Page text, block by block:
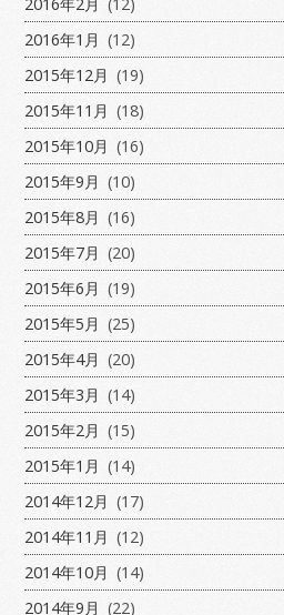
2016年1月 (12)
2015年12月 (19)
2015年11月 (18)
2015年10月 (16)
2015年9月 (10)
2015年8月 (16)
2015年7月 (20)
2015年6月 (19)
2015年5月 (25)
2015年4月 (20)
2015年3月 (14)
2015年2月 (15)
2015年1月 (14)
2014年12月 (17)
2014年11月 (12)
2014年10月 (14)
2014年9月 (22)